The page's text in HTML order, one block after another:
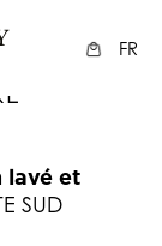
FR
lavé et
SUD